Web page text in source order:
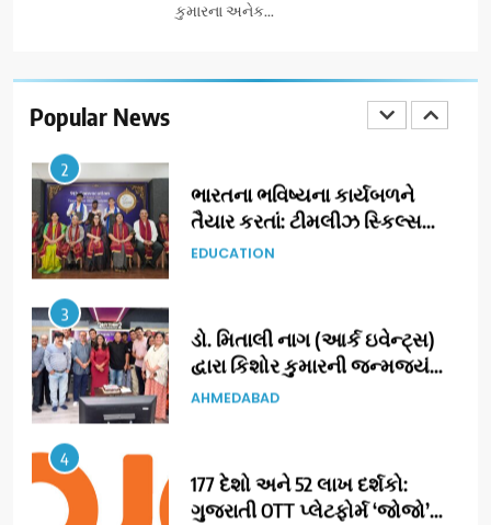
કુમારના અનેક...
Popular News
તૈયાર કરતાં: ટીમલીઝ સ્કિલ્સ
યુનિવર્સિટીએ 65 સ્નાતકોને ડિગ્રી
3
ડો. મિતાલી નાગ (આર્ક ઇવેન્ટ્સ)
દ્વારા કિશોર કુમારની જન્મજયંતિ
નિમિત્તે સંગીતમય શ્રદ્ધાંજલિ
AHMEDABAD
4
177 દેશો અને 52 લાખ દર્શકો:
ગુજરાતી OTT પ્લેટફોર્મ ‘જોજો’
(JOJO) નો વિશ્વભરમાં દબદબો
BUSINESS
5
અમદાવાદમાં યોજાયેલા ‘ઓકલ્ટ
કોન્ક્લેવ 2026’માં ઈન્ટરનેશનલ